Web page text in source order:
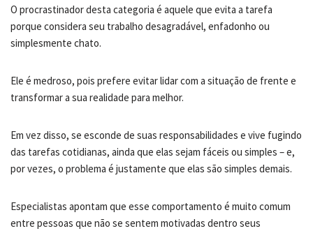
O procrastinador desta categoria é aquele que evita a tarefa
porque considera seu trabalho desagradável, enfadonho ou
simplesmente chato.
Ele é medroso, pois prefere evitar lidar com a situação de frente e
transformar a sua realidade para melhor.
Em vez disso, se esconde de suas responsabilidades e vive fugindo
das tarefas cotidianas, ainda que elas sejam fáceis ou simples – e,
por vezes, o problema é justamente que elas são simples demais.
Especialistas apontam que esse comportamento é muito comum
entre pessoas que não se sentem motivadas dentro seus